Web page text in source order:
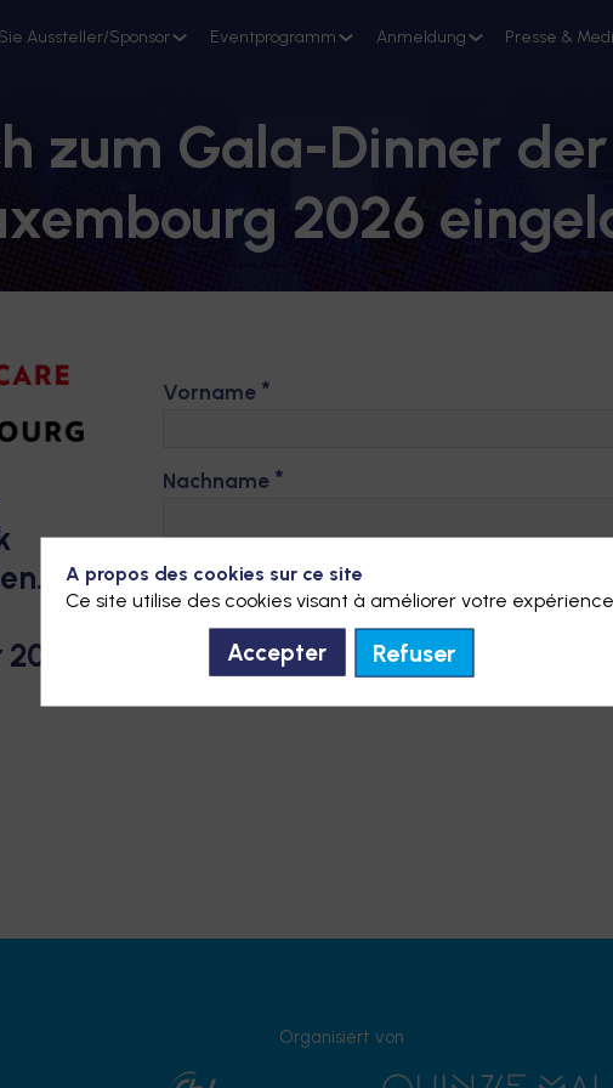
Aussteller/Sponsor Eventprogramm Anmeldung Presse &
zum Gala-Dinner
2026
Vorname *
Nachname *
E-Mail *
Werden Sie an der Gala teilnehmen?
Organisiert von
A propos des cookies sur ce site
Ce site utilise des cookies visant à améliorer votre expérience.
Accepter Refuser